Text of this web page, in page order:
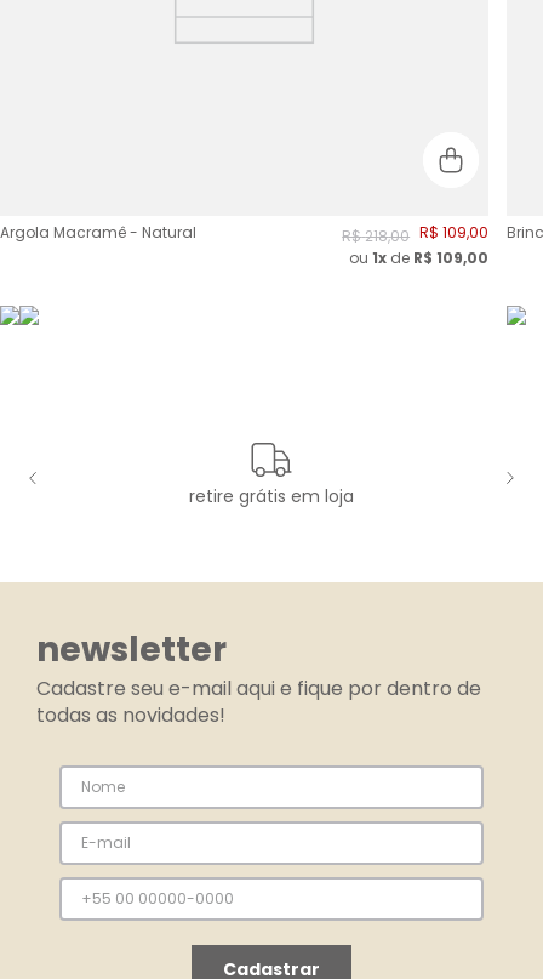
Argola Macramê - Natural R$218,00 R$ 109,00
ou1x de R$109,00
retire grátis em loja
newsletter
Cadastre seu e-mail aqui e fique por dentro de
todas as novidades!
Cadastrar